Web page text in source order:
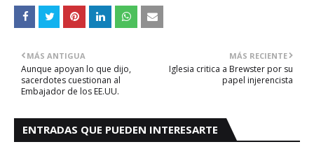
MÁS RECIENTE
Iglesia critica a Brewster por su
papel injerencista
MÁS ANTIGUA
Aunque apoyan lo que dijo,
sacerdotes cuestionan al
Embajador de los EE.UU.
ENTRADAS QUE PUEDEN INTERESARTE